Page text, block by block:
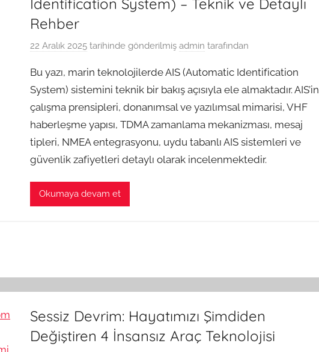
Rehber
22 Aralık 2025tarihinde gönderilmiş admin tarafından
Bu yazı, marin teknolojilerde AIS (Automatic Identification
System) sistemini teknik bir bakış açısıyla ele almaktadır. AIS’in
çalışma prensipleri, donanımsal ve yazılımsal mimarisi, VHF
haberleşme yapısı, TDMA zamanlama mekanizması, mesaj
tipleri, NMEA entegrasyonu, uydu tabanlı AIS sistemleri ve
güvenlik zafiyetleri detaylı olarak incelenmektedir.
Okumaya devam et
Sessiz Devrim: Hayatımızı Şimdiden
Değiştiren 4 İnsansız Araç Teknolojisi